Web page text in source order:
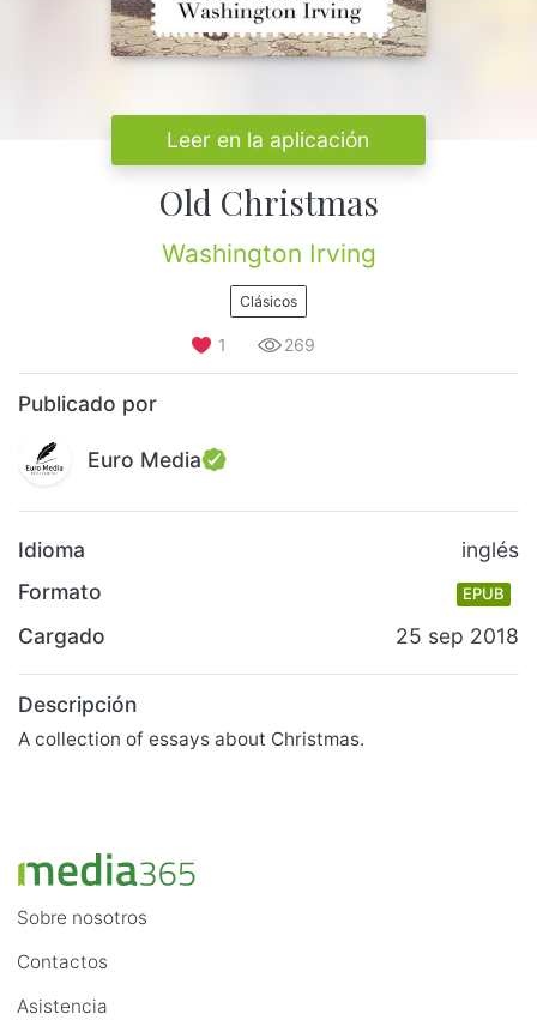
Leer en la aplicación
Old Christmas
Washington Irving
Clásicos
1 269
Publicado por
Euro Media
Idioma
inglés
Formato
EPUB
Cargado 25 sep 2018
Descripción
A collection of essays about Christmas.
Sobre nosotros
Contactos
Asistencia